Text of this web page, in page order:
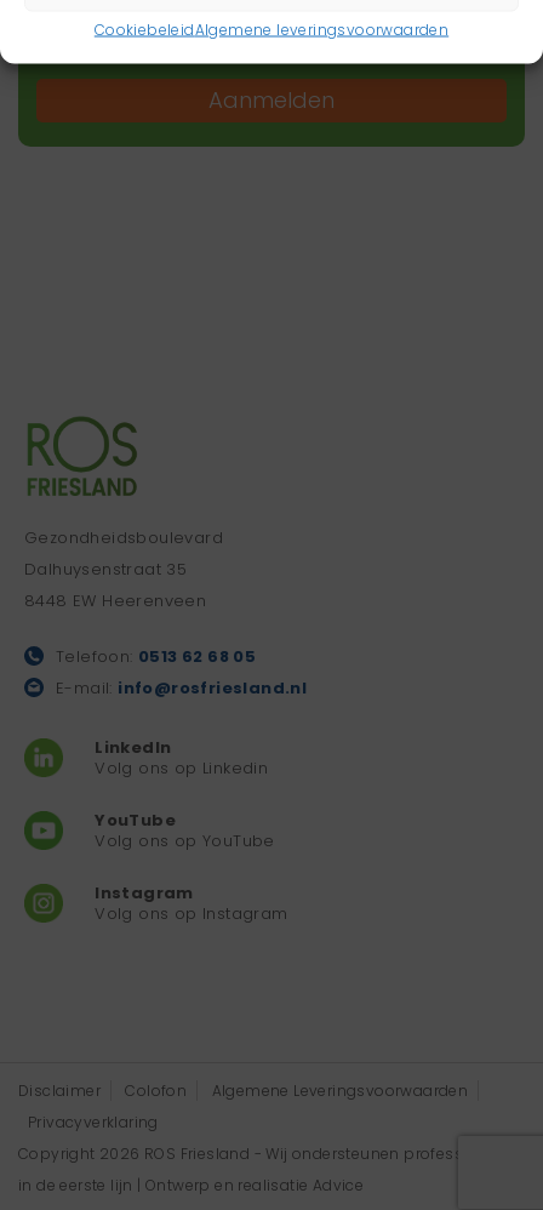
CookiebeleidAlgemene leveringsvoorwaarden
Aanmelden
Gezondheidsboulevard
Dalhuysenstraat 35
8448 EW Heerenveen
Telefoon: 0513 62 68 05
E-mail: info@rosfriesland.nl
LinkedIn
Volg ons op Linkedin
YouTube
Volg ons op YouTube
Instagram
Volg ons op Instagram
Disclaimer Colofon
Algemene Leveringsvoorwaarden
Privacyverklaring
Copyright 2026 ROS Friesland - Wij ondersteunen professionals
in de eerste lijn | Ontwerp en realisatie Advice